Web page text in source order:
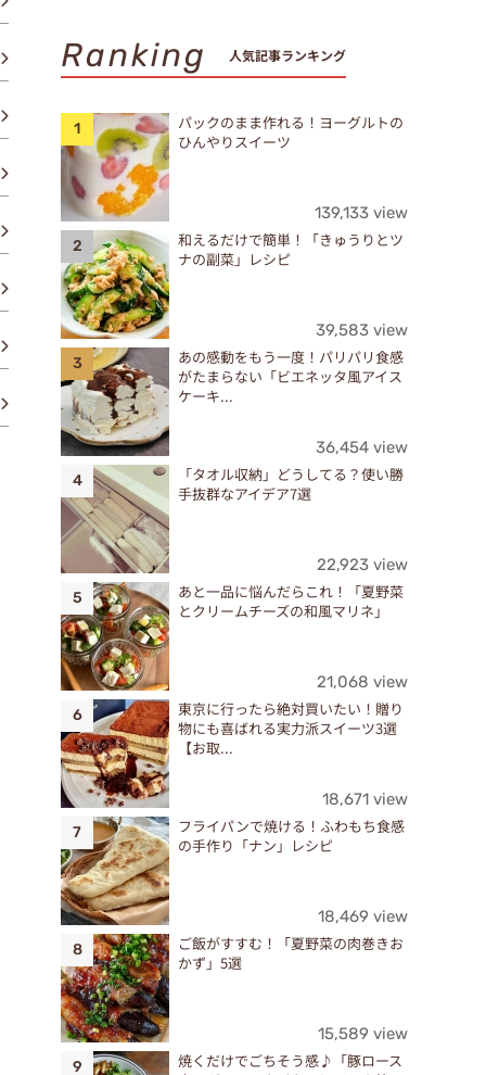
Ranking 人気記事ランキング
パックのまま作れる！ヨーグルトの
ひんやりスイーツ
139,133 view
和えるだけで簡単！「きゅうりとツ
ナの副菜」レシピ
39,583 view
あの感動をもう一度！パリパリ食感
がたまらない「ビエネッタ風アイス
ケーキ...
36,454 view
「タオル収納」どうしてる？使い勝
手抜群なアイデア7選
22,923 view
あと一品に悩んだらこれ！「夏野菜
とクリームチーズの和風マリネ」
21,068 view
東京に行ったら絶対買いたい！贈り
物にも喜ばれる実力派スイーツ3選
【お取...
18,671 view
フライパンで焼ける！ふわもち食感
の手作り「ナン」レシピ
18,469 view
ご飯がすすむ！「夏野菜の肉巻きお
かず」5選
15,589 view
焼くだけでごちそう感♪「豚ロース